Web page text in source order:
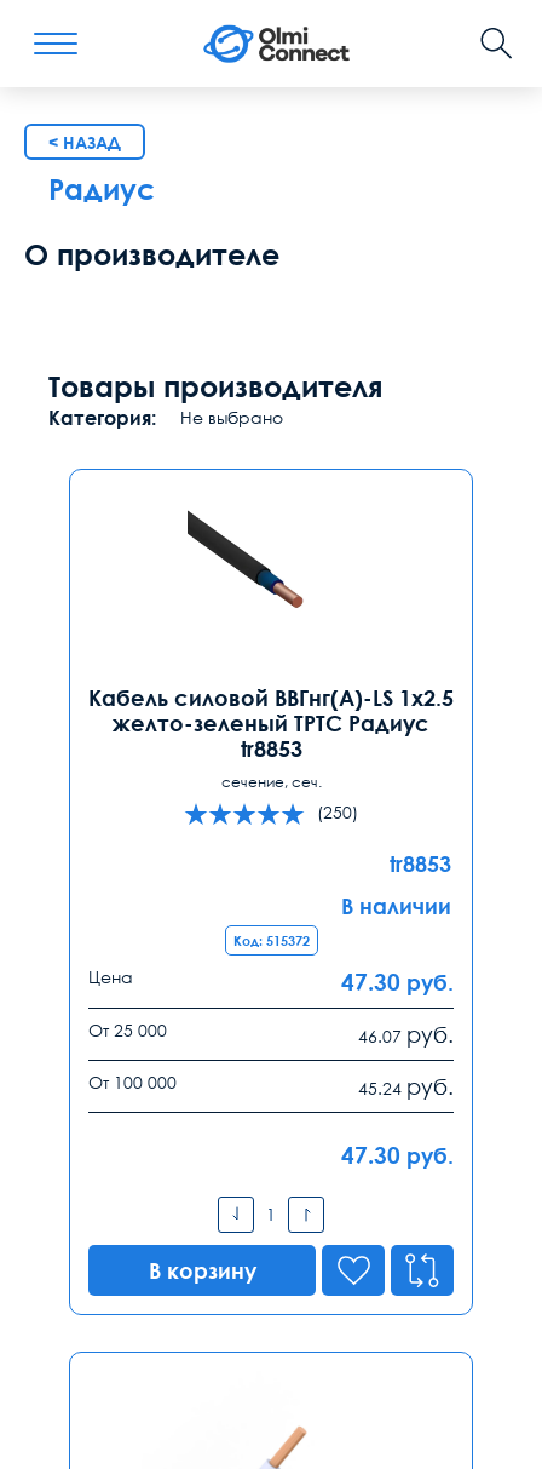
< НАЗАД
Радиус
О производителе
Товары производителя
Категория: Не выбрано
Кабель силовой ВВГнг(А)-LS 1х2.5
желто-зеленый ТРТС Радиус
tr8853
сечение, сеч.
(250)
tr8853
В наличии
Код: 515372
Цена 47.30 руб.
От 25 000 46.07 руб.
От 100 000 45.24 руб.
47.30 руб.
В корзину